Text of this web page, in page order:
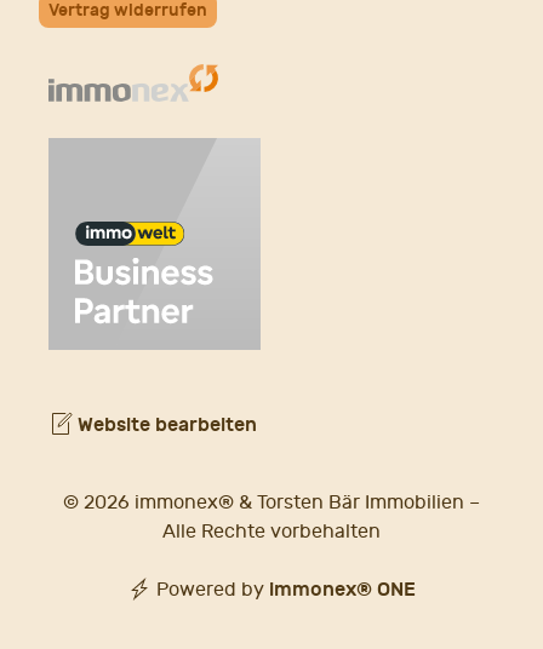
Vertrag widerrufen
Website bearbeiten
© 2026 immonex® & Torsten Bär Immobilien –
Alle Rechte vorbehalten
Powered by immonex® ONE